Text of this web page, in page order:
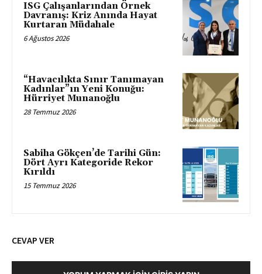
ISG Çalışanlarından Örnek
Davranış: Kriz Anında Hayat
Kurtaran Müdahale
6 Ağustos 2026
“Havacılıkta Sınır Tanımayan
Kadınlar”ın Yeni Konuğu:
Hürriyet Munanoğlu
28 Temmuz 2026
Sabiha Gökçen’de Tarihi Gün:
Dört Ayrı Kategoride Rekor
Kırıldı
15 Temmuz 2026
CEVAP VER